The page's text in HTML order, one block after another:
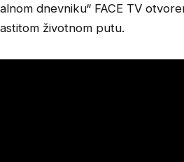
dnevniku“ FACE TV
životnom putu.